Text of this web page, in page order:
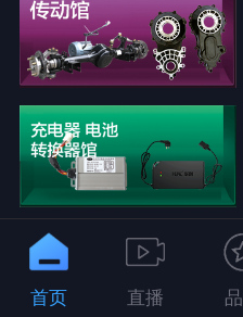
首页 直播